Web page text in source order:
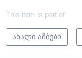
This item is part of
ახალი ამბები